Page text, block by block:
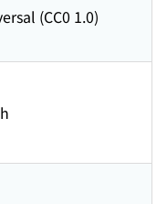
(CC0 1.0)